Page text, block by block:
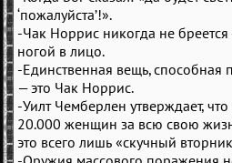
‘пожалуйста’!».
-Чак Норрис никогда не бреется
ногой в лицо.
-Единственная вещь, способная
— это Чак Норрис.
-Уилт Чемберлен утверждает,
20.000 женщин за всю свою
это всего лишь «скучный